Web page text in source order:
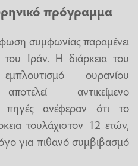
πρόγραμμα
συμφωνίας παραμένει
Ιράν. Η διάρκεια του
ουρανίου
αντικείμενο
πηγές ανέφεραν ότι το
τουλάχιστον 12 ετών,
για πιθανό συμβιβασμό